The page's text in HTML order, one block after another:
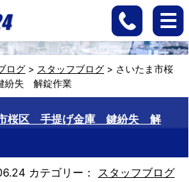
ログ > スタッフブログ > さいたま市桜
失 解錠作業
桜区 手提げ金庫 鍵紛失 解
カテゴリー： スタッフブログ